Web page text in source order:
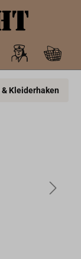
Kleiderhaken